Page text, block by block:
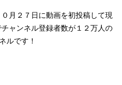
月２７日に動画を初投稿して現
ャンネル登録者数が１２万人の
ルです！